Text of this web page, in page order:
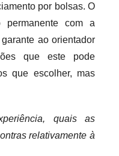
por bolsas. O
permanente com a
ao orientador
que este pode
que escolher, mas
quais as
relativamente à